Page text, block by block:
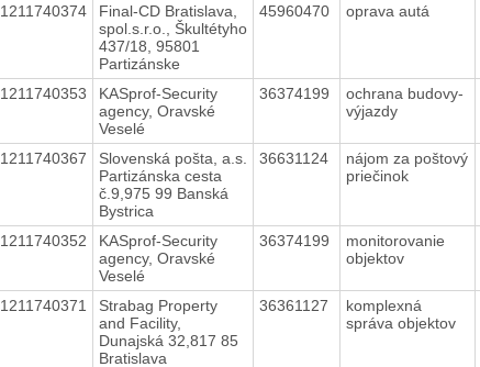
1211740374
Final-CD Bratislava,
spol.s.r.o., Škultétyho
437/18, 95801
Partizánske
45960470 oprava autá
1211740353
KASprof-Security
agency, Oravské
Veselé
36374199
ochrana budovy-
výjazdy
1211740367
Slovenská pošta, a.s.
Partizánska cesta
č.9,975 99 Banská
Bystrica
36631124
nájom za poštový
priečinok
1211740352
KASprof-Security
agency, Oravské
Veselé
36374199
monitorovanie
objektov
1211740371
Strabag Property
and Facility,
Dunajská 32,817 85
Bratislava
36361127
komplexná
správa objektov